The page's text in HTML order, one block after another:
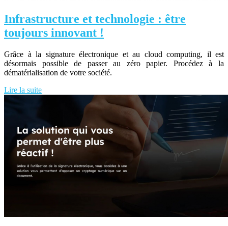
Infrastructure et technologie : être
toujours innovant !
Grâce à la signature électronique et au cloud computing, il est
désormais possible de passer au zéro papier. Procédez à la
dématérialisation de votre société.
Lire la suite